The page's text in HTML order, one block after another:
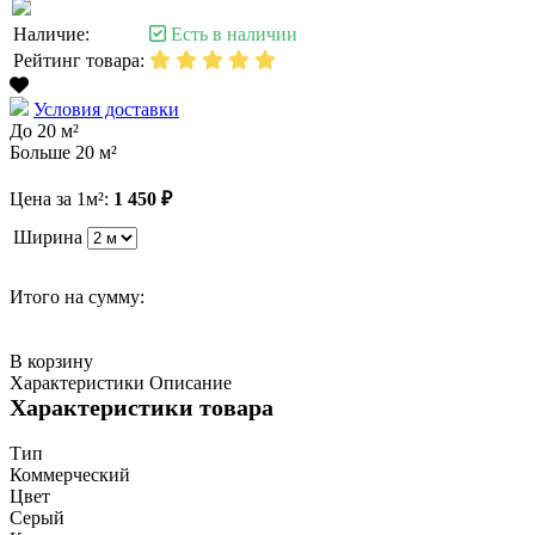
Наличие:
Есть в наличии
Рейтинг товара:
Условия доставки
До 20 м²
Больше 20 м²
Цена за 1м²: 1 450 ₽
Ширина
Итого на сумму:
В корзину
Характеристики Описание
Характеристики товара
Тип
Коммерческий
Цвет
Серый